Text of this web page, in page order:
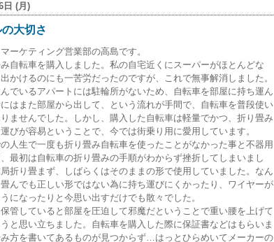
日 (月)
大切さ
ーケティング営業部の高島です。
自転車を購入しました。私の自宅近くにスーパーがほとんどな
かけるのにも一苦労だったのですが、これで無事解消しました。
でいるアパートには駐輪所がないため、自転車を部屋に持ち運ん
はまた部屋から出して、という流れが手間で、自転車を普段使い
ませんでした。しかし、購入した自転車は軽量でかつ、折り畳み
びが容易ということで、今では街乗り用に愛用しています。
人生で一度も折り畳み自転車を使ったことがなかった事と不器用
最初は自転車の折り畳みの手順がわからず挫折してしまいまし
折り畳まず、しばらくはそのままの形で使用していました。なん
んでも正しい形ではない為に持ち運びにくかったり、ワイヤーが
になったりと今思い出すだけでも散々でした。
管していると部屋を圧迫して邪魔だということで重い腰を上げて
と思い立ちました。自転車を購入した際に保証書などはもらいま
み方を書いてあるものが見つからず…はっとひらめいてメーカーの